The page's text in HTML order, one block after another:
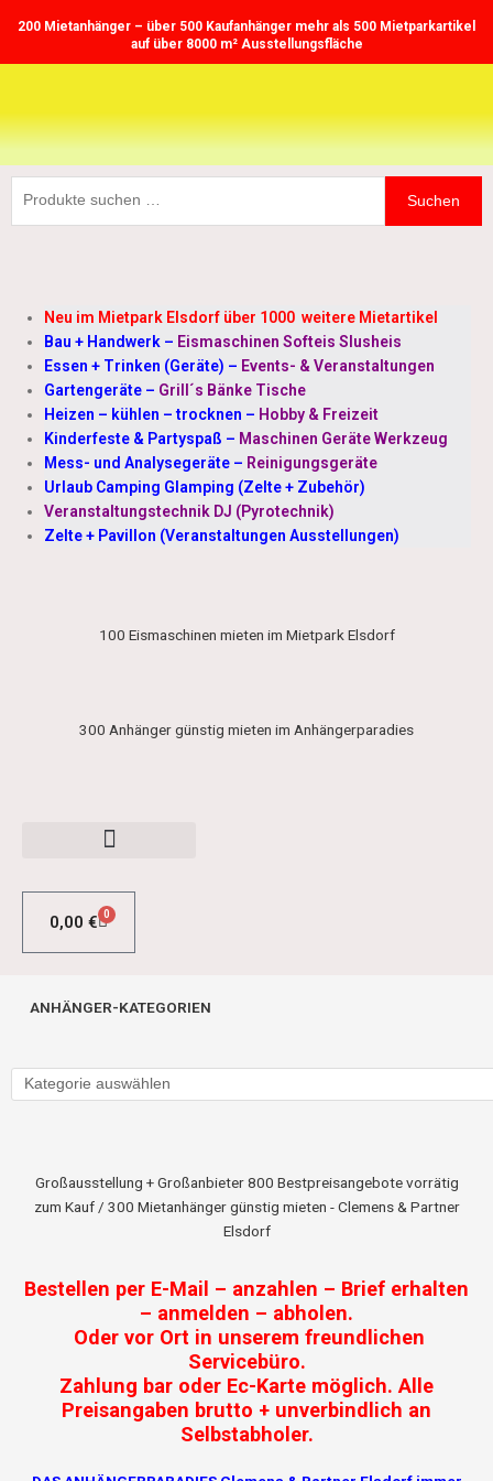
Inhalt200 Mietanhänger – über 500 Kaufanhänger mehr als 500 Mietparkartikel
auf über 8000 m² Ausstellungsfläche
Suchen
Neu im Mietpark Elsdorf über 1000 weitere Mietartikel
Bau + Handwerk – Eismaschinen Softeis Slusheis
Essen + Trinken (Geräte) – Events- & Veranstaltungen
Gartengeräte – Grill´s Bänke Tische
Heizen – kühlen – trocknen – Hobby & Freizeit
Kinderfeste & Partyspaß – Maschinen Geräte Werkzeug
Mess- und Analysegeräte – Reinigungsgeräte
Urlaub Camping Glamping (Zelte + Zubehör)
Veranstaltungstechnik DJ (Pyrotechnik)
Zelte + Pavillon (Veranstaltungen Ausstellungen)
100 Eismaschinen mieten im Mietpark Elsdorf
300 Anhänger günstig mieten im Anhängerparadies
0,00 € 0
WARENKORB
ANHÄNGER-KATEGORIEN
Großausstellung + Großanbieter 800 Bestpreisangebote vorrätig
zum Kauf / 300 Mietanhänger günstig mieten - Clemens & Partner
Elsdorf
Bestellen per E-Mail – anzahlen – Brief erhalten
– anmelden – abholen.
Oder vor Ort in unserem freundlichen
Servicebüro.
Zahlung bar oder Ec-Karte möglich. Alle
Preisangaben brutto + unverbindlich an
Selbstabholer.